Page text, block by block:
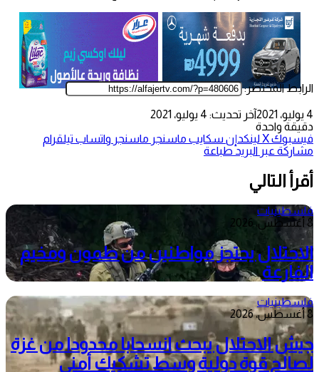
الرابط المختصر:
4 يوليو، 2021
آخر تحديث: 4 يوليو، 2021
دقيقة واحدة
فيسبوك‫Xلينكدإن سكايب ماسنجر ماسنجر واتساب تيلقرام
مشاركة عبر البريد طباعة
أقرأ التالي
فلسطينيات
8 أغسطس، 2026
الاحتلال يحتجز مواطنين من طمون ومخيم
الفارعة
فلسطينيات
8 أغسطس، 2026
جيش الاحتلال يبحث انسحابا محدودا من غزة
لصالح قوة دولية وسط تشكيك أمني